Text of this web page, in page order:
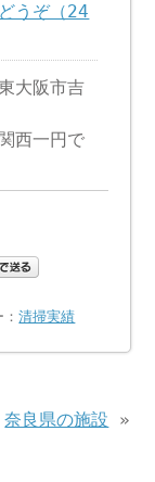
うぞ（24
大阪市吉
西一円で
：清掃実績
奈良県の施設 »